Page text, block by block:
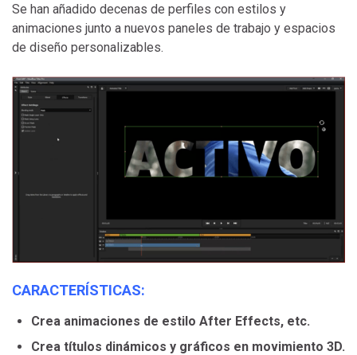
Se han añadido decenas de perfiles con estilos y
animaciones junto a nuevos paneles de trabajo y espacios
de diseño personalizables.
CARACTERÍSTICAS:
Crea animaciones de estilo After Effects, etc.
Crea títulos dinámicos y gráficos en movimiento 3D.